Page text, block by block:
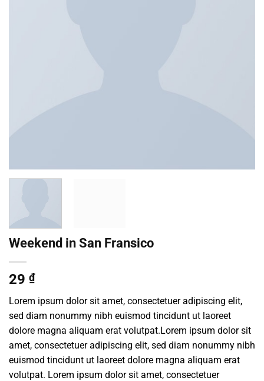
Weekend in San Fransico
29 ₫
Lorem ipsum dolor sit amet, consectetuer adipiscing elit,
sed diam nonummy nibh euismod tincidunt ut laoreet
dolore magna aliquam erat volutpat.Lorem ipsum dolor sit
amet, consectetuer adipiscing elit, sed diam nonummy nibh
euismod tincidunt ut laoreet dolore magna aliquam erat
volutpat. Lorem ipsum dolor sit amet, consectetuer